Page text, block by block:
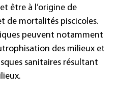
être à l’origine de
de mortalités piscicoles.
peuvent notamment
des milieux et
sanitaires résultant